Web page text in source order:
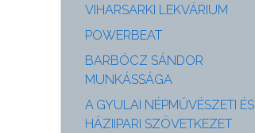
VIHARSARKI LEKVÁRIUM
POWERBEAT
BARBÓCZ SÁNDOR
MUNKÁSSÁGA
A GYULAI NÉPMŰVÉSZETI ÉS
HÁZIIPARI SZÖVETKEZET